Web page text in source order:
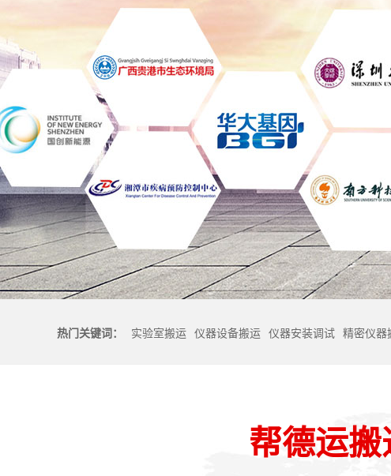
热门关键词： 实验室搬运 仪器设备搬运 仪器安装调试 精密仪器
帮德运